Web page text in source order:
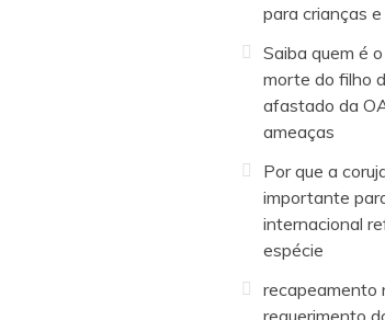
para crianças
Saiba quem é
morte do filho
afastado da
ameaças
Por que a
importante
internacional
espécie
recapeamento